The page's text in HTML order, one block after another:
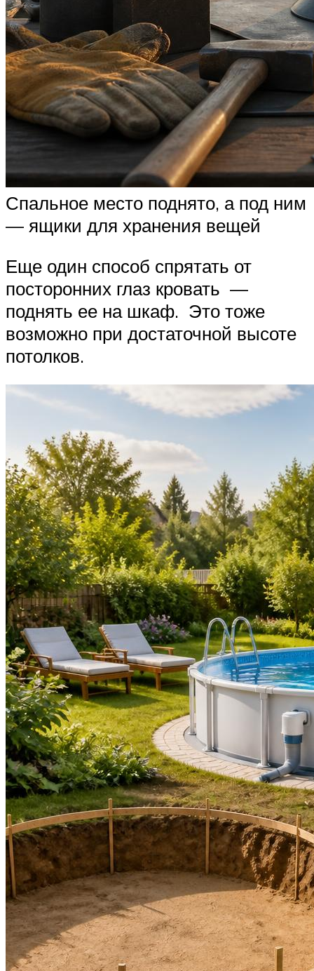
Спальное место поднято, а под ним
— ящики для хранения вещей
Еще один способ спрятать от
посторонних глаз кровать —
поднять ее на шкаф. Это тоже
возможно при достаточной высоте
потолков.